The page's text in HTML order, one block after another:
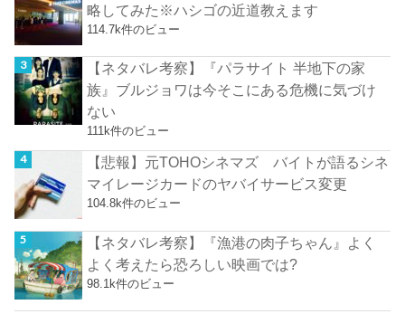
略してみた※ハシゴの近道教えます
114.7k件のビュー
【ネタバレ考察】『パラサイト 半地下の家
族』ブルジョワは今そこにある危機に気づけ
ない
111k件のビュー
【悲報】元TOHOシネマズ バイトが語るシネ
マイレージカードのヤバイサービス変更
104.8k件のビュー
【ネタバレ考察】『漁港の肉子ちゃん』よく
よく考えたら恐ろしい映画では?
98.1k件のビュー